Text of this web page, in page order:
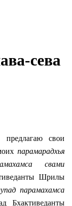
сева
предлагаю свои
парамарадхья
свами
Шрилы
парамахамса